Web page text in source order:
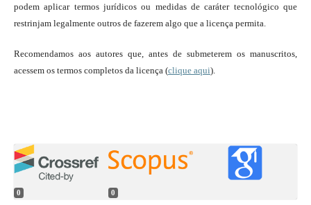
podem aplicar termos jurídicos ou medidas de caráter tecnológico que
restrinjam legalmente outros de fazerem algo que a licença permita.
Recomendamos aos autores que, antes de submeterem os manuscritos,
acessem os termos completos da licença (clique aqui).
0 0